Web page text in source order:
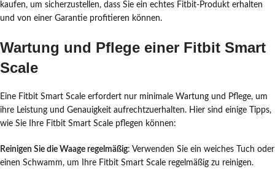
kaufen, um sicherzustellen, dass Sie ein echtes Fitbit-Produkt erhalten
und von einer Garantie profitieren können.
Wartung und Pflege einer Fitbit Smart
Scale
Eine Fitbit Smart Scale erfordert nur minimale Wartung und Pflege, um
ihre Leistung und Genauigkeit aufrechtzuerhalten. Hier sind einige Tipps,
wie Sie Ihre Fitbit Smart Scale pflegen können:
Reinigen Sie die Waage regelmäßig: Verwenden Sie ein weiches Tuch oder
einen Schwamm, um Ihre Fitbit Smart Scale regelmäßig zu reinigen.